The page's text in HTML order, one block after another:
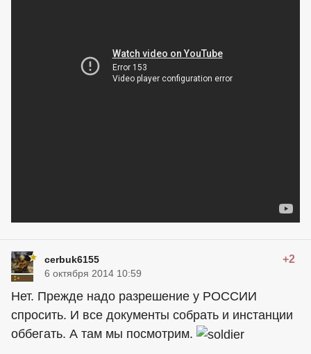
cerbuk6155 +2
6 октября 2014 10:59
Нет. Прежде надо разрешение у РОССИИ
спросить. И все документы собрать и инстанции
оббегать. А там мы посмотрим.